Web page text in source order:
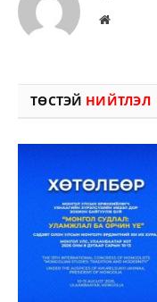
Вэбсайт
ТӨСТЭЙ НИЙТЛЭЛ